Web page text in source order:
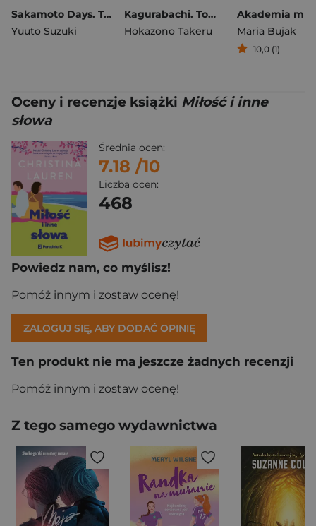
Sakamoto Days. Tom 19
Yuuto Suzuki
Kagurabachi. Tom 7
Hokazono Takeru
Akademia
Maria Bujak
10,0 (1)
Oceny i recenzje książki Miłość i inne
słowa
Średnia ocen:
7.18 /10
Liczba ocen:
468
Powiedz nam, co myślisz!
Pomóż innym i zostaw ocenę!
ZALOGUJ SIĘ, ABY DODAĆ OPINIĘ
Ten produkt nie ma jeszcze żadnych recenzji
Pomóż innym i zostaw ocenę!
Z tego samego wydawnictwa